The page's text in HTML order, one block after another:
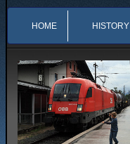
HOME HISTORY